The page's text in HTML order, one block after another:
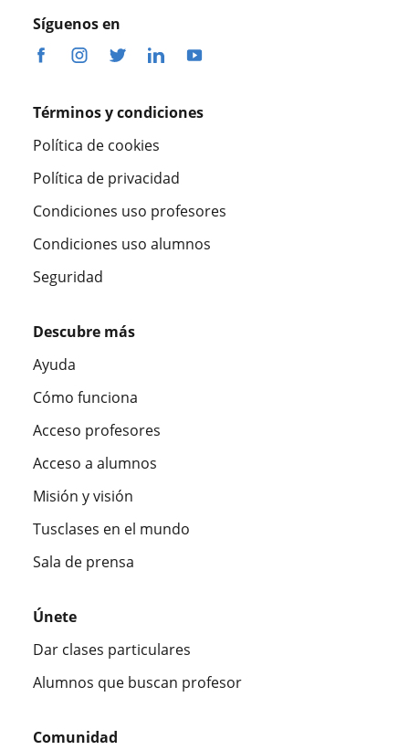
Síguenos en
Términos y condiciones
Política de cookies
Política de privacidad
Condiciones uso profesores
Condiciones uso alumnos
Seguridad
Descubre más
Ayuda
Cómo funciona
Acceso profesores
Acceso a alumnos
Misión y visión
Tusclases en el mundo
Sala de prensa
Únete
Dar clases particulares
Alumnos que buscan profesor
Comunidad